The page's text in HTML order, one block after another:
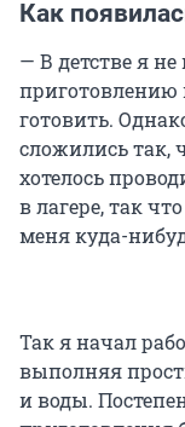
Как
— В детстве я
готовить.
сложились так,
хотелось
в лагере, так
меня куда-
Так я начал
выполняя
и воды.